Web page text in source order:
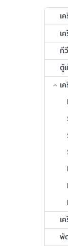
เ
เ
ทีวี
ตู้
เ
เ
พั